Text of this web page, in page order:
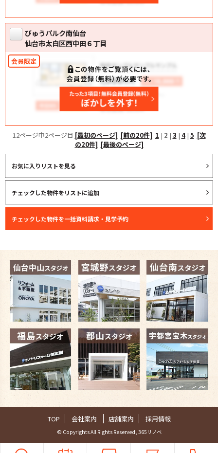
びゅうパルク南仙台
仙台市太白区西中田６丁目
12ページ中2ページ目 [最初のページ] [前の20件] 1 | 2 | 3 | 4| 5 [次
の20件] [最後のページ]
お気に入りリストを見る
TOP 会社案内 店舗案内 採用情報
© Copyrights All Rights Reserved, 365リノベ